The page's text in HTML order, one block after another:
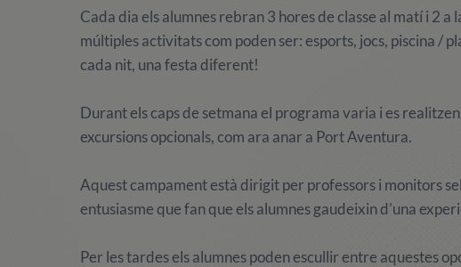
Cada dia els alumnes rebran 3 hores de classe al matí i 2
múltiples activitats com poden ser: esports, jocs, piscina /
cada nit, una festa diferent!
Durant els caps de setmana el programa varia i es
excursions opcionals, com ara anar a Port Aventura.
Aquest campament està dirigit per professors i monitors
entusiasme que fan que els alumnes gaudeixin d'una
Per les tardes els alumnes poden escullir entre aquestes